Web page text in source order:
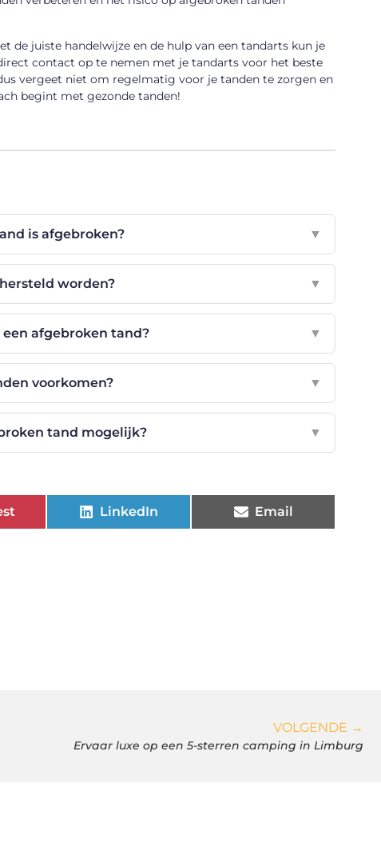
de juiste handelwijze en de hulp van een tandarts kun je
contact op te nemen met je tandarts voor het beste
vergeet niet om regelmatig voor je tanden te zorgen en
begint met gezonde tanden!
is afgebroken? ▼
worden? ▼
afgebroken tand? ▼
voorkomen? ▼
tand mogelijk? ▼
LinkedIn Email
VOLGENDE →
Ervaar luxe op een 5-sterren camping in Limburg